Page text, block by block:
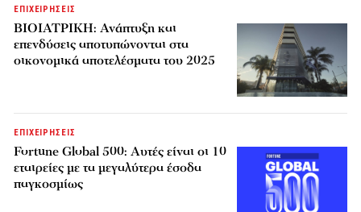
ΕΠΙΧΕΙΡΗΣΕΙΣ
ΒΙΟΙΑΤΡΙΚΗ: Ανάπτυξη και
επενδύσεις αποτυπώνονται στα
οικονομικά αποτελέσματα του 2025
ΕΠΙΧΕΙΡΗΣΕΙΣ
Fortune Global 500: Αυτές είναι οι 10
εταιρείες με τα μεγαλύτερα έσοδα
παγκοσμίως